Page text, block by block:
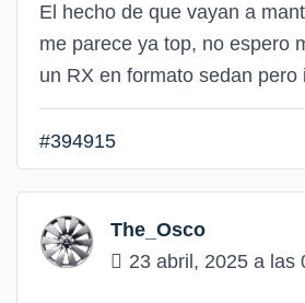
El hecho de que vayan a
me parece ya top, no espero
un RX en formato sedan pero
#394915
The_Osco
23 abril, 2025 a las